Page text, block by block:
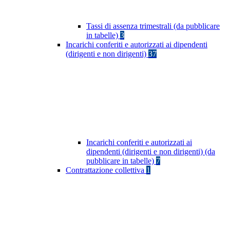
Tassi di assenza trimestrali (da pubblicare
in tabelle) 3
Incarichi conferiti e autorizzati ai dipendenti
(dirigenti e non dirigenti) 37
Incarichi conferiti e autorizzati ai
dipendenti (dirigenti e non dirigenti) (da
pubblicare in tabelle) 7
Contrattazione collettiva 1